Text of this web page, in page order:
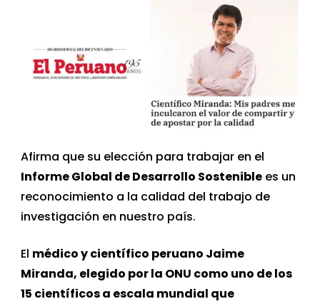
Afirma que su elección para trabajar en el
Informe Global de Desarrollo Sostenible es un
reconocimiento a la calidad del trabajo de
investigación en nuestro país.
El médico y científico peruano Jaime
Miranda, elegido por la ONU como uno de los
15 científicos a escala mundial que